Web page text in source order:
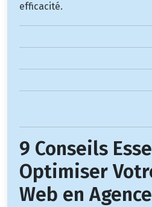
efficacité.
9 Conseils
Optimiser
Web en Agence